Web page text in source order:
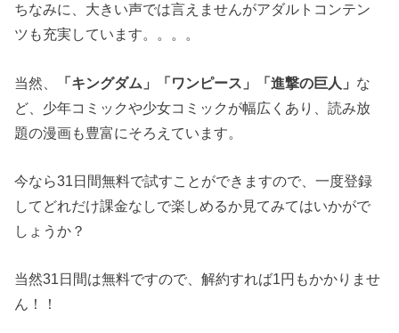
ちなみに、大きい声では言えませんがアダルトコンテン
ツも充実しています。。。。
当然、 「キングダム」「ワンピース」「進撃の巨人」 な
ど、少年コミックや少女コミックが幅広くあり、読み放
題の漫画も豊富にそろえています。
今なら31日間無料で試すことができますので、一度登録
してどれだけ課金なしで楽しめるか見てみてはいかがで
しょうか？
当然31日間は無料ですので、解約すれば1円もかかりませ
ん！！